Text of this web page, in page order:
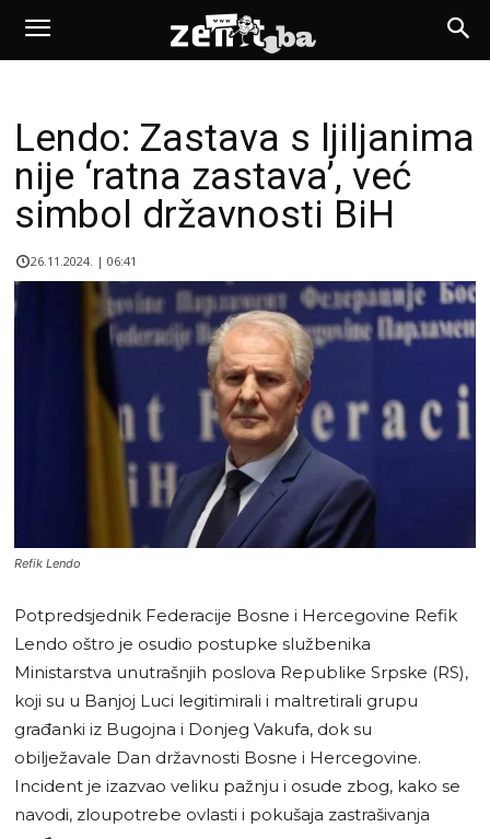
Lendo: Zastava s ljiljanima
nije ‘ratna zastava’, već
simbol državnosti BiH
26.11.2024. | 06:41
Refik Lendo
Potpredsjednik Federacije Bosne i Hercegovine Refik
Lendo oštro je osudio postupke službenika
Ministarstva unutrašnjih poslova Republike Srpske (RS),
koji su u Banjoj Luci legitimirali i maltretirali grupu
građanki iz Bugojna i Donjeg Vakufa, dok su
obilježavale Dan državnosti Bosne i Hercegovine.
Incident je izazvao veliku pažnju i osude zbog, kako se
navodi, zloupotrebe ovlasti i pokušaja zastrašivanja